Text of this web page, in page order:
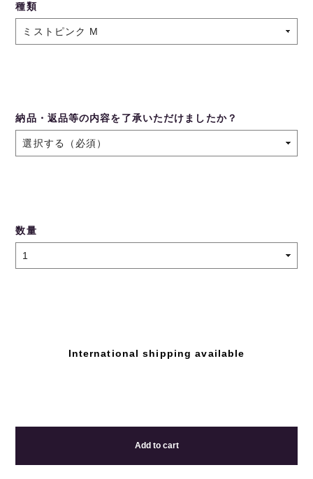
種類
納品・返品等の内容を了承いただけましたか？
数量
International shipping available
Add to cart